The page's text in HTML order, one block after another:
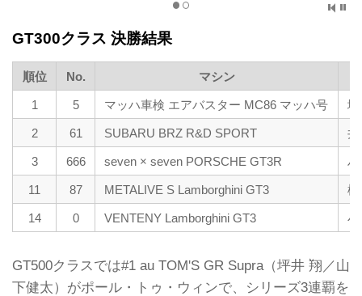
GT300クラス 決勝結果
順位 No. マシン
1 5 マッハ車検 エアバスター MC86 マッハ号
2 61 SUBARU BRZ R&D SPORT
3 666 seven × seven PORSCHE GT3R
11 87 METALIVE S Lamborghini GT3
14 0 VENTENY Lamborghini GT3
GT500クラスでは#1 au TOM'S GR Supra（坪井 翔／山
下健太）がポール・トゥ・ウィンで、シリーズ3連覇を